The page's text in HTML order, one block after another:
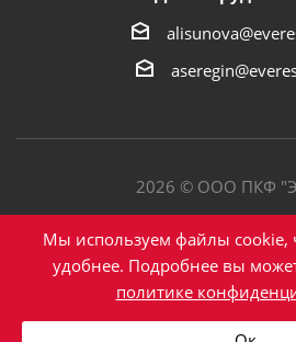
2026 © ООО ПКФ
Политика
Мы используем файлы cookie,
удобнее. Подробнее вы
политике